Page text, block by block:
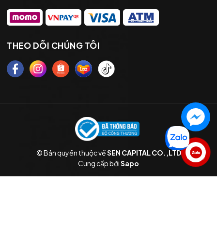
THEO DÕI CHÚNG TÔI
© Bản quyền thuộc vềSEN CAPITAL CO.,LTD
Cung cấp bởiSapo
Liên hệ